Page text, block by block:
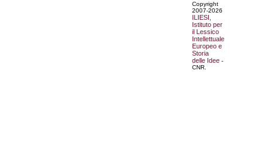
Copyright
2007-2026
ILIESI,
Istituto per
il Lessico
Intellettuale
Europeo e
Storia
delle Idee -
CNR.